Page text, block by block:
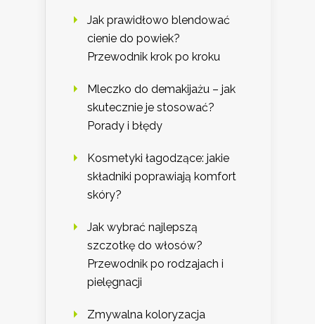
Jak prawidłowo blendować
cienie do powiek?
Przewodnik krok po kroku
Mleczko do demakijażu – jak
skutecznie je stosować?
Porady i błędy
Kosmetyki łagodzące: jakie
składniki poprawiają komfort
skóry?
Jak wybrać najlepszą
szczotkę do włosów?
Przewodnik po rodzajach i
pielęgnacji
Zmywalna koloryzacja